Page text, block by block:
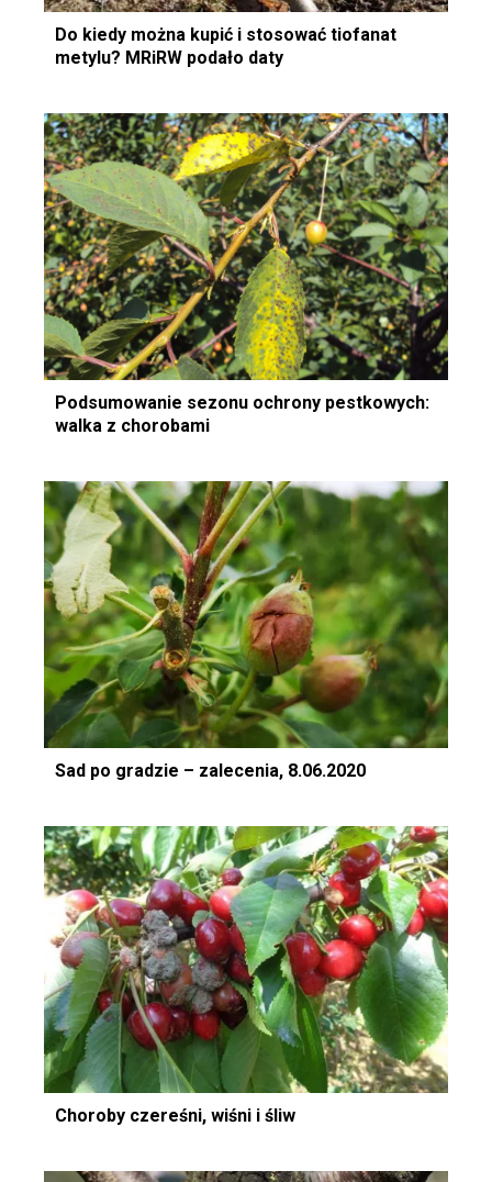
Do kiedy można kupić i stosować tiofanat
metylu? MRiRW podało daty
Podsumowanie sezonu ochrony pestkowych:
walka z chorobami
Sad po gradzie – zalecenia, 8.06.2020
Choroby czereśni, wiśni i śliw